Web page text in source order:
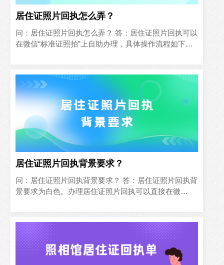
居住证照片回执怎么弄？
问：居住证照片回执怎么弄？ 答：居住证照片回执可以
在微信“标准证照拍”上自助办理，具体操作流程如下所
居住证照片回执背景要求？
问：居住证照片回执背景要求？ 答：居住证照片回执背
景要求为白色。办理居住证照片回执可以直接在微
片直接上传自动更换背景生成合格的照片回执，具体操
作如下所示：